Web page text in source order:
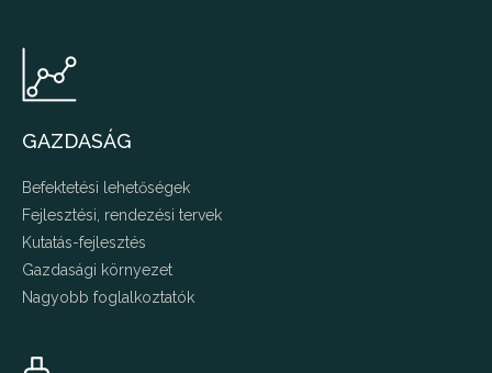
GAZDASÁG
Befektetési lehetőségek
Fejlesztési, rendezési tervek
Kutatás-fejlesztés
Gazdasági környezet
Nagyobb foglalkoztatók